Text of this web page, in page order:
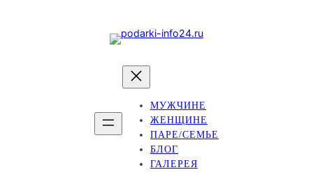
МУЖЧИНЕ
ЖЕНЩИНЕ
ПАРЕ/СЕМЬЕ
БЛОГ
ГАЛЕРЕЯ